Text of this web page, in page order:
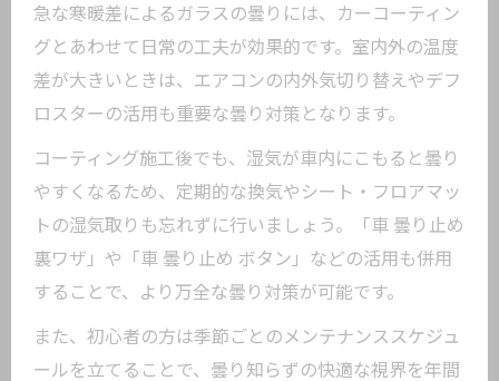
急な寒暖差によるガラスの曇りには、カーコーティン
グとあわせて日常の工夫が効果的です。室内外の温度
差が大きいときは、エアコンの内外気切り替えやデフ
ロスターの活用も重要な曇り対策となります。
コーティング施工後でも、湿気が車内にこもると曇り
やすくなるため、定期的な換気やシート・フロアマッ
トの湿気取りも忘れずに行いましょう。「車 曇り止め
裏ワザ」や「車 曇り止め ボタン」などの活用も併用
することで、より万全な曇り対策が可能です。
また、初心者の方は季節ごとのメンテナンススケジュ
ールを立てることで、曇り知らずの快適な視界を年間